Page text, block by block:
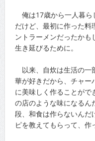
俺は17歳から一人暮ら
だけど、最初に作った
ントラーメンだったかも
生き延びるために。
以来、自炊は生活の一
華が好きだから、チャー
に美味しく作ることがで
の店のような味になるん
段、和食は作らないんだ
ピを教えてもらって、作